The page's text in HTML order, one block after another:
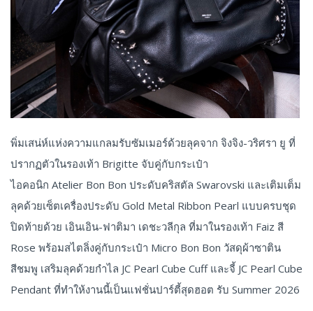
พิ่มเสน่ห์แห่งความแกลมรับซัมเมอร์ด้วยลุคจาก จิงจิง-วริศรา ยู ที่
ปรากฏตัวในรองเท้า Brigitte จับคู่กับกระเป๋า
ไอคอนิก Atelier Bon Bon ประดับคริสตัล Swarovski และเติมเต็ม
ลุคด้วยเซ็ตเครื่องประดับ Gold Metal Ribbon Pearl แบบครบชุด
ปิดท้ายด้วย เอินเอิน-ฟาติมา เดชะวลีกุล ที่มาในรองเท้า Faiz สี
Rose พร้อมสไตลิ่งคู่กับกระเป๋า Micro Bon Bon วัสดุผ้าซาติน
สีชมพู เสริมลุคด้วยกำไล JC Pearl Cube Cuff และจี้ JC Pearl Cube
Pendant ที่ทำให้งานนี้เป็นแฟชั่นปาร์ตี้สุดฮอต รับ Summer 2026